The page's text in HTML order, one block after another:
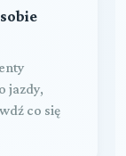
jazdy,
co się